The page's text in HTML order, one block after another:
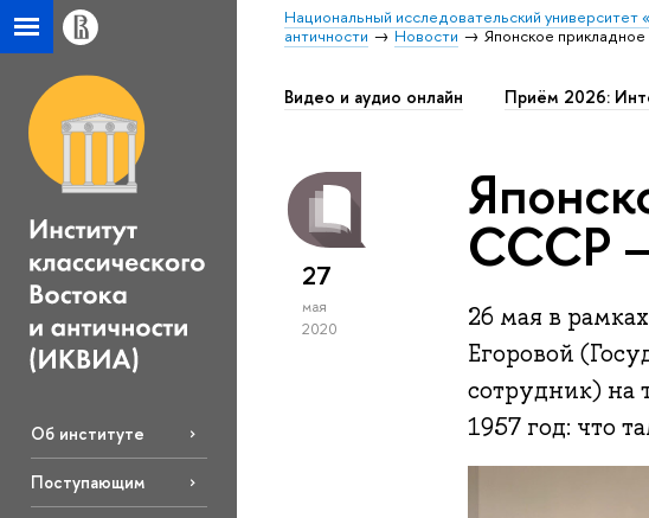
Национальный исследовательский университет
античности
Новости Японское
Об институте
Поступающим
Видео и аудио онлайн Приём 2026:
27
мая
2020
СССР
26 мая в
Егоровой
сотрудник) на
1957 год: что